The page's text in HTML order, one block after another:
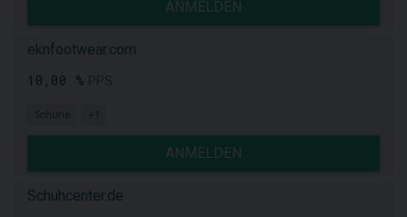
ANMELDEN
eknfootwear.com
10,00 %
Schuhe +1
ANMELDEN
Schuhcenter.de